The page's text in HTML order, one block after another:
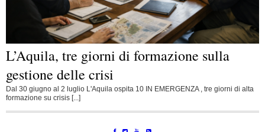
L’Aquila, tre giorni di formazione sulla
gestione delle crisi
Dal 30 giugno al 2 luglio L'Aquila ospita 10 IN EMERGENZA , tre giorni di alta
formazione su crisis [...]